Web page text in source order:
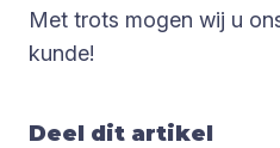
Met trots mogen wij u
kunde!
Deel dit artikel